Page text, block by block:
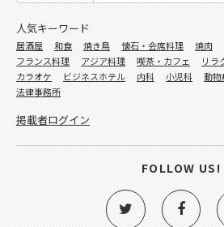
人気キーワード
居酒屋 和食 焼き鳥 懐石・会席料理 焼肉
フランス料理
アジア料理 喫茶・カフェ リラ
カラオケ
ビジネスホテル 内科 小児科 動物
法律事務所
掲載者ログイン
FOLLOW US!